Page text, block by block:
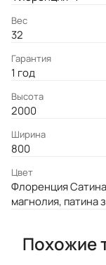
Вес
32
Гарантия
1 год
Высота
2000
Ширина
800
Цвет
Флоренция
магнолия, патина
Похожие